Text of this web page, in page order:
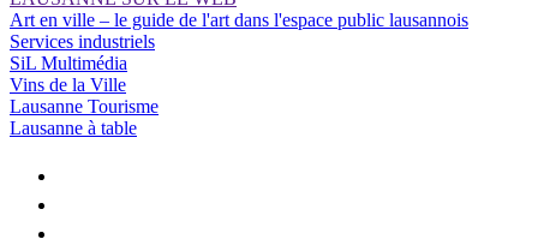
Art en ville – le guide de l'art dans l'espace public lausannois
Services industriels
SiL Multimédia
Vins de la Ville
Lausanne Tourisme
Lausanne à table